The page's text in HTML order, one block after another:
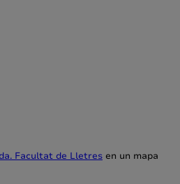
Facultat de Lletres en un mapa